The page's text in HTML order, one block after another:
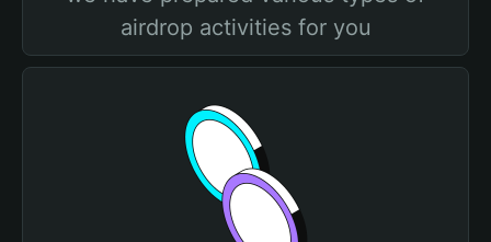
airdrop activities for you